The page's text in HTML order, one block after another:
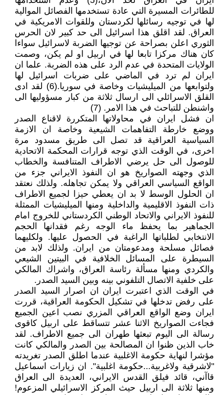
للطائرات المسيرة التي عادة تستخدمها الفصائل الموالية
لها في توجيه رسائلها لكردستان وللقوات الامريكية في
العراق. لقد اقلق هذا اسرائيل الى حد كبير لان الحرس
الثوري اعلن بصراحة عن توجيها الضربة لاسرائيل سواءا
كان هناك مركزا تابعا لها في اربيل او لم يكن، وصمت
الولايات المتحدة في عدم الرد على هذه الضربة. علما ان
ايران لم ترد في الماضي على ضربات اسرائيل لها
ولتوابعها من الميليشيات وخاصة في سوريا.(6) لقد ادى
القلق الاسرائلي الى ارسال ثلاثة من كبار مسؤوليها الى
واشنطن للتباحث في هذا الامر. (7)
ان فشل ايران في محاولاتها المتكررة لاقناع الصدر
ووضع خارطة التفاهمات الشيعية وخاصة ان الازمة
السياسية العراقية قد تصل الى طريق مسدود مرة
اخرى، في الوقت الذي توجه قرارات المحكمة الاتحادية
للوصول الى حل يرضي الاطراف المتنافسة والخطاب
الذي وجهته الصواريخ هو ان النفوذ الايراني جزء من
الواقع السياسي العراقي ولا يمكن تجاهله. ولذلك نعتقد
ان الحلول الوسط لا بد ان يعطي حيزا لجميع الاطراف
ذات النفوذ الاقليمية والداخلية ومنها الميليشيات الممثلة
للنفوذ الايراني والاتحاد الوطني الكردستاني للخروج امام
الجماهير بما يحفظ ماء الوجه رغم فقدانها الحجم
الانتخابي لطلباتها الراغبة في الحصول عليها. ولكليهما
فصائل مسلحة ومدعومتان من ايران. ولذلك لابد من
السيطرة على المسائل الخلافية في البيتين الشيعي
والكردي ومنها مسألة رئاسة العراق، واشراك المالكي
على خلفية الاتصال التلفوني بينه وبين السيد الصدر.
في الوقت الذي اعتبرت ايران ان اصرار السيد الصدر
على رفض تدخلها في تشكيل الحكومة العراقية، قررت
ايران وضع الواقع العراقي المزري نصب اعين الجميع
فجاءت الصواريخ الاثنا عشر تتساقط على اربيل كاقوى
رسالة الى اليوم تبعثها طهران الى جميع الاطراف. لقد
خاب الذين ظنوا ان المصالحة بين الصدر والمالكي كانت
مؤشرا لنهاية حكومة الاغلبية عندما اطلق الصدر تغريدته
"لاشرقية ولاغربية...حكومة اغلبية". ان زيارات اسماعيل
قاآني، قائد فيلق القدس الايراني، العديدة الى العراق
ومنها ثلاثة الى اربيل حيث المركز الاسرائيلي المزعوم!